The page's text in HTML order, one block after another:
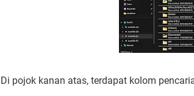
Di pojok kanan atas, terdapat kolom